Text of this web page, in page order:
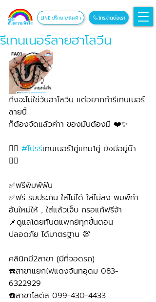
โทร.ติดต่อเรา
LINE ปรึกษา/นัดคิว
รีเทนเนอร์ลายฮาโลวีน
ถึงจะไม่ใช่วันฮาโลวีน แต่อยากทำรีเทนเนอร์
ลายนี้
ก็ต้องจัดแล้วค่าา ของมันต้องมี ❤️✨
👉🏻 #โปรรีเทนเนอร์1คู่แถม1คู่ ยังมีอยู่น๊า
👈🏻
✅ฟรีพิมพ์ฟัน
✅ฟรี รับประกัน ใส่ไม่ได้ ใส่ไม่ลง พิมพ์ทำ
อันใหม่ให้ , ใส่แล้วเจ็บ กรอแก้ฟรีจ้า
📌ดูแลโดยทันตแพทย์ทุกขั้นตอน
ปลอดภัย ได้มาตรฐาน 💯
คลินิกมี2สาขา (มีที่จอดรถ)
☎️สาขาแยกไฟแดงจันทอุดม 083-
6322929
☎️สาขาโลตัส 099-430-4433